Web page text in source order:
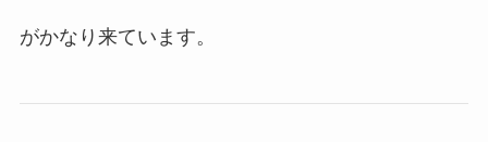
がかなり来ています。